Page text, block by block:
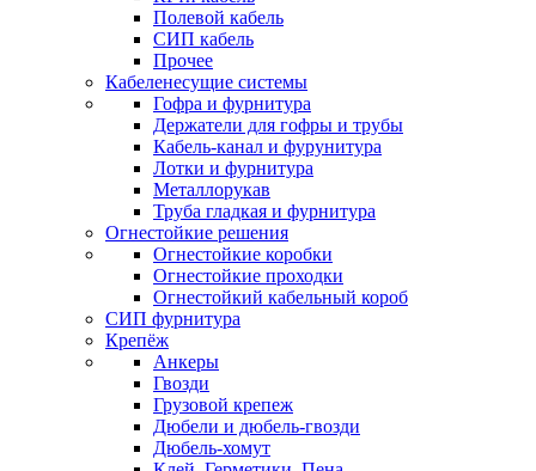
Полевой кабель
СИП кабель
Прочее
Кабеленесущие системы
Гофра и фурнитура
Держатели для гофры и трубы
Кабель-канал и фурунитура
Лотки и фурнитура
Металлорукав
Труба гладкая и фурнитура
Огнестойкие решения
Огнестойкие коробки
Огнестойкие проходки
Огнестойкий кабельный короб
СИП фурнитура
Крепёж
Анкеры
Гвозди
Грузовой крепеж
Дюбели и дюбель-гвозди
Дюбель-хомут